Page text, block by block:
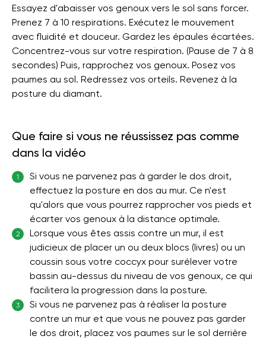
Essayez d'abaisser vos genoux vers le sol sans forcer.
Prenez 7 à 10 respirations. Exécutez le mouvement
avec fluidité et douceur. Gardez les épaules écartées.
Concentrez-vous sur votre respiration. (Pause de 7 à 8
secondes) Puis, rapprochez vos genoux. Posez vos
paumes au sol. Redressez vos orteils. Revenez à la
posture du diamant.
Que faire si vous ne réussissez pas comme
dans la vidéo
1
Si vous ne parvenez pas à garder le dos droit,
effectuez la posture en dos au mur. Ce n'est
qu'alors que vous pourrez rapprocher vos pieds et
écarter vos genoux à la distance optimale.
2
Lorsque vous êtes assis contre un mur, il est
judicieux de placer un ou deux blocs (livres) ou un
coussin sous votre coccyx pour surélever votre
bassin au-dessus du niveau de vos genoux, ce qui
facilitera la progression dans la posture.
3
Si vous ne parvenez pas à réaliser la posture
contre un mur et que vous ne pouvez pas garder
le dos droit, placez vos paumes sur le sol derrière